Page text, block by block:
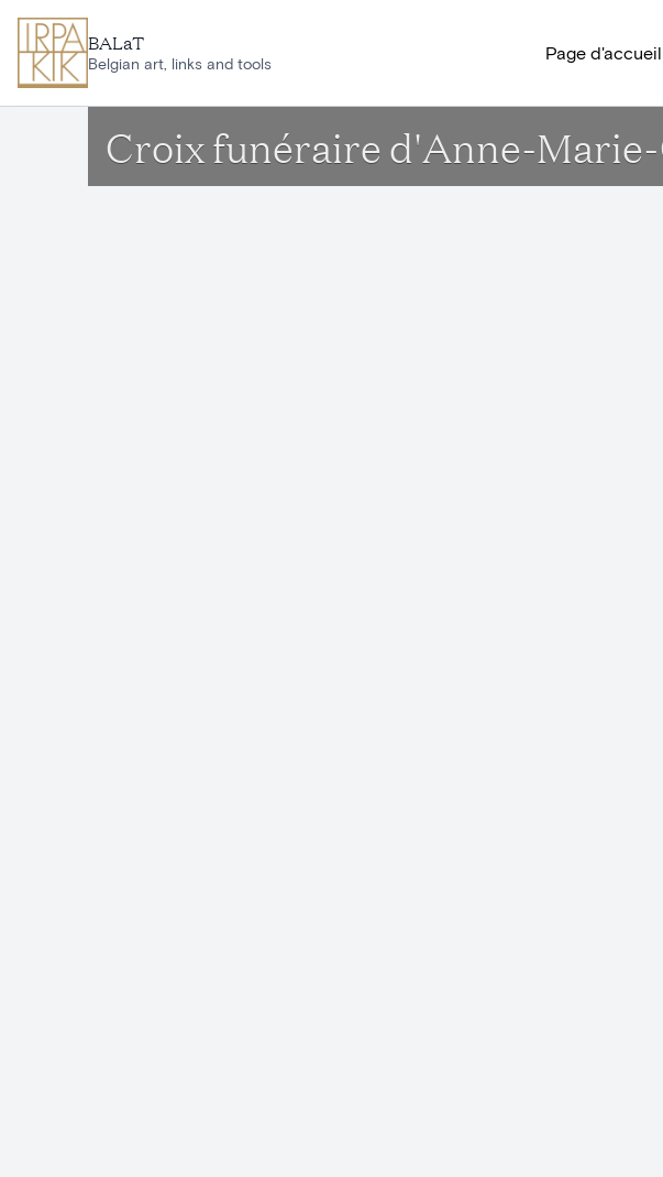
BALaT
Belgian art, links and tools
Page d'accueil
Croix funéraire d'Anne-